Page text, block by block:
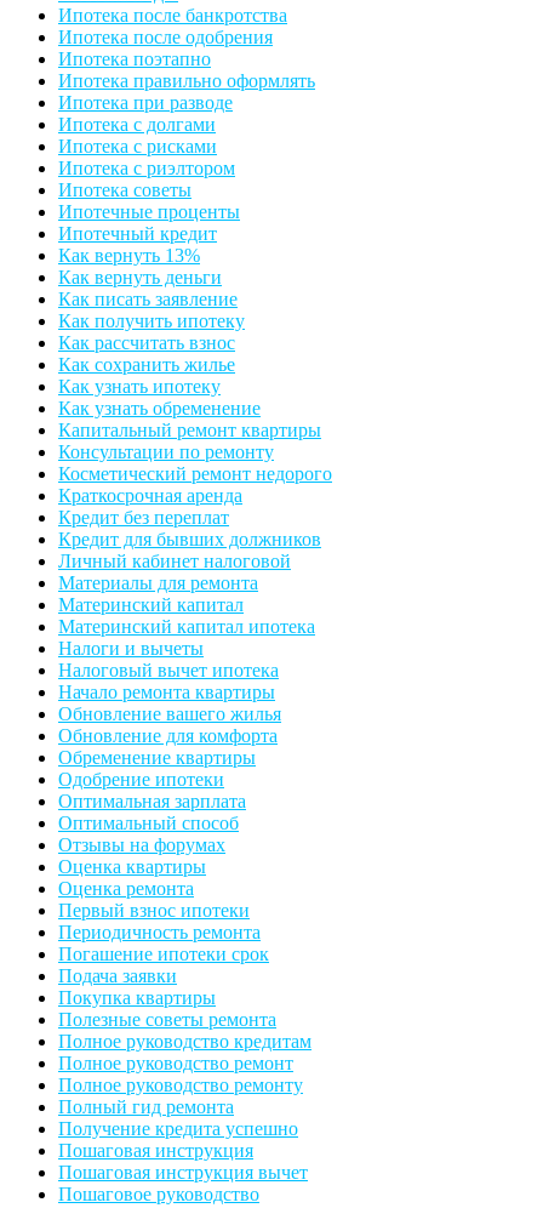
Ипотека после банкротства
Ипотека после одобрения
Ипотека поэтапно
Ипотека правильно оформлять
Ипотека при разводе
Ипотека с долгами
Ипотека с рисками
Ипотека с риэлтором
Ипотека советы
Ипотечные проценты
Ипотечный кредит
Как вернуть 13%
Как вернуть деньги
Как писать заявление
Как получить ипотеку
Как рассчитать взнос
Как сохранить жилье
Как узнать ипотеку
Как узнать обременение
Капитальный ремонт квартиры
Консультации по ремонту
Косметический ремонт недорого
Краткосрочная аренда
Кредит без переплат
Кредит для бывших должников
Личный кабинет налоговой
Материалы для ремонта
Материнский капитал
Материнский капитал ипотека
Налоги и вычеты
Налоговый вычет ипотека
Начало ремонта квартиры
Обновление вашего жилья
Обновление для комфорта
Обременение квартиры
Одобрение ипотеки
Оптимальная зарплата
Оптимальный способ
Отзывы на форумах
Оценка квартиры
Оценка ремонта
Первый взнос ипотеки
Периодичность ремонта
Погашение ипотеки срок
Подача заявки
Покупка квартиры
Полезные советы ремонта
Полное руководство кредитам
Полное руководство ремонт
Полное руководство ремонту
Полный гид ремонта
Получение кредита успешно
Пошаговая инструкция
Пошаговая инструкция вычет
Пошаговое руководство